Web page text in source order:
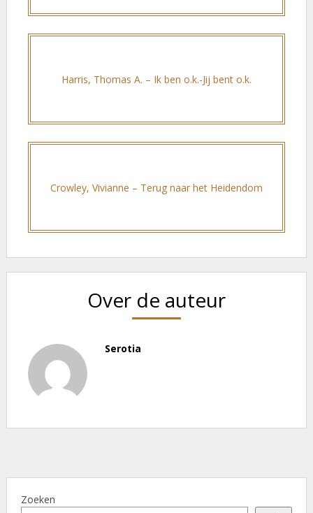
Harris, Thomas A. – Ik ben o.k.-Jij bent o.k.
Crowley, Vivianne – Terug naar het Heidendom
Over de auteur
Serotia
Zoeken